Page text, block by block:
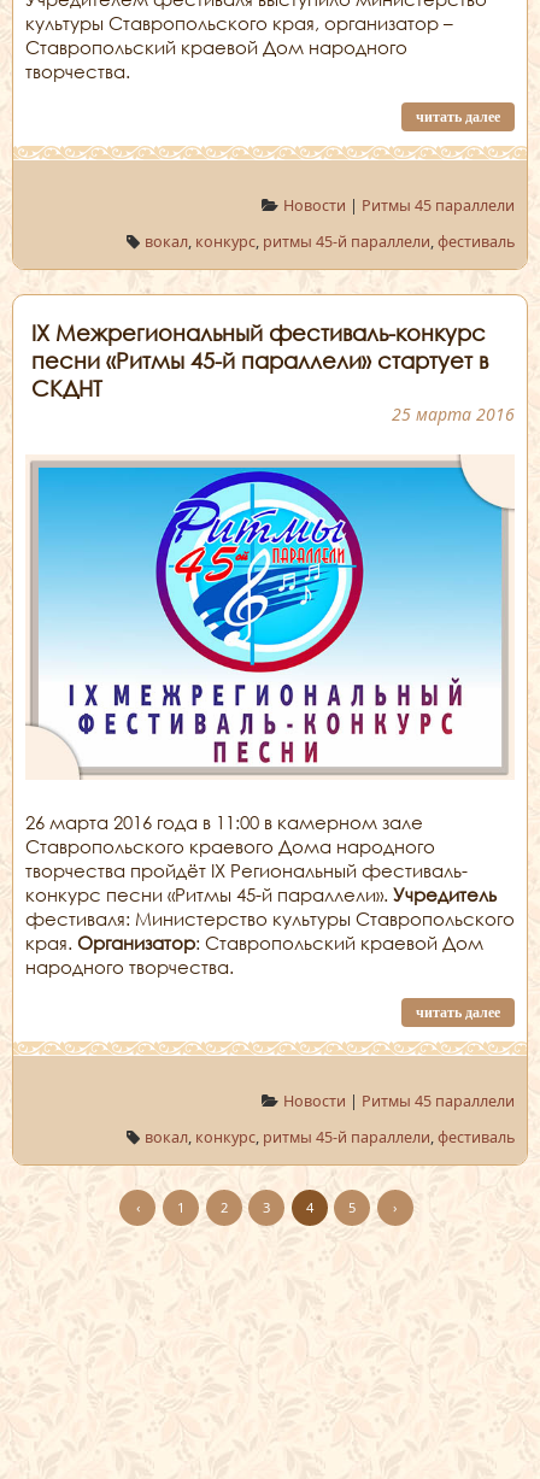
культуры Ставропольского края, организатор –
Ставропольский краевой Дом народного
творчества.
читать далее
Новости | Ритмы 45 параллели
вокал, конкурс, ритмы 45-й параллели,фестиваль
IX Межрегиональный фестиваль-конкурс
песни «Ритмы 45-й параллели» стартует в
СКДНТ
25 марта 2016
26 марта 2016 года в 11:00 в камерном зале
Ставропольского краевого Дома народного
творчества пройдёт IX Региональный фестиваль-
конкурс песни «Ритмы 45-й параллели». Учредитель
фестиваля: Министерство культуры Ставропольского
края. Организатор: Ставропольский краевой Дом
народного творчества.
читать далее
Новости | Ритмы 45 параллели
вокал, конкурс, ритмы 45-й параллели,фестиваль
‹ 1 2 3 4 5 ›